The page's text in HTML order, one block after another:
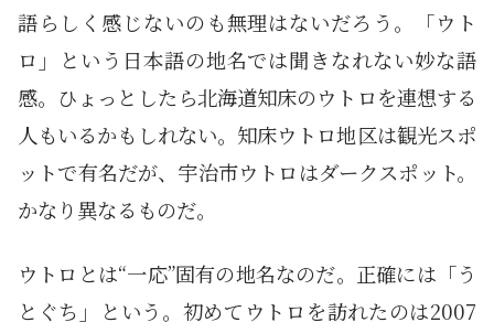
語らしく感じないのも無理はないだろう。「ウト
ロ」という日本語の地名では聞きなれない妙な語
感。ひょっとしたら北海道知床のウトロを連想する
人もいるかもしれない。知床ウトロ地区は観光スポ
ットで有名だが、宇治市ウトロはダークスポット。
かなり異なるものだ。
ウトロとは“一応”固有の地名なのだ。正確には「う
とぐち」という。初めてウトロを訪れたのは2007